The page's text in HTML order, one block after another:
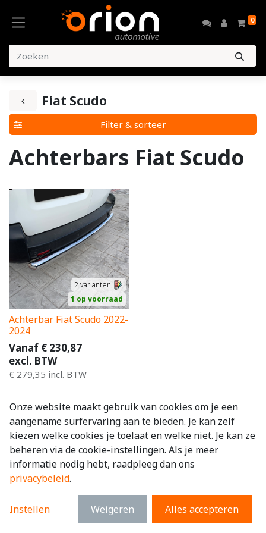
0
Fiat Scudo
Filter & sorteer
Achterbars Fiat Scudo
2varianten
1 op voorraad
Achterbar Fiat Scudo 2022-
2024
Vanaf € 230,87
excl. BTW
€ 279,35 incl. BTW
Onze website maakt gebruik van cookies om je een
aangename surfervaring aan te bieden. Je kan zelf
kiezen welke cookies je toelaat en welke niet. Je kan ze
beheren via de cookie-instellingen. Als je meer
informatie nodig hebt, raadpleeg dan ons
privacybeleid.
Instellen Weigeren Alles accepteren